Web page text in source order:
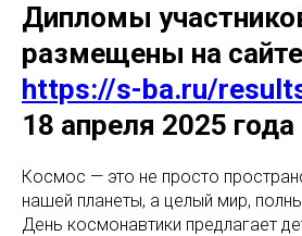
Дипломы
размещены на
https://s-ba.ru/
18 апреля 2025 года
Космос — это не просто
нашей планеты, а целый мир,
День космонавтики предлагает